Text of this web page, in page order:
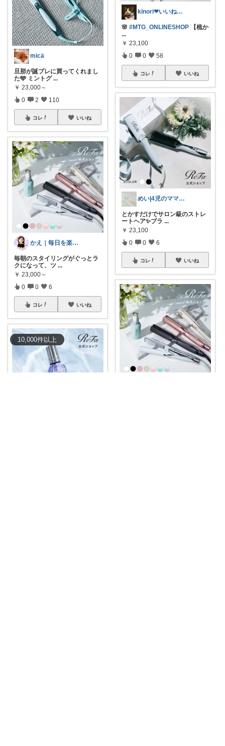
10,000件以上
micä
旦那が誕プレに買ってくれまし
た🩵 ミントグ ...
￥ 23,000～
0 2 110
コレ いいね
かえ｜毎日を楽しむ
毎朝のスタイリングがぐっとラ
クになって、ツ ...
￥ 23,000～
0 0 6
コレ いいね
kinori❤︎いいねご購入感謝です💝
🌸 #MTG_ONLINESHOP 【梳か
...
￥ 23,100
0 0 58
コレ いいね
めい|4児のママおすすめ
とかすだけでサロン級のストレ
ートヘア✨ブラ ...
￥ 23,100
0 0 6
コレ いいね